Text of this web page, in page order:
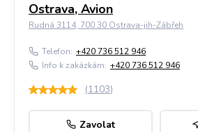
Ostrava, Avion
Rudná 3114, 700 30 Ostrava-jih-Zábřeh
Telefon: +420 736 512 946
Info k zakázkám: +420 736 512 946
(1103)
Zavolat